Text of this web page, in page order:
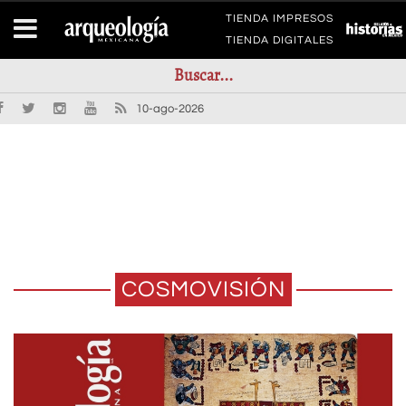
TIENDA IMPRESOS
TIENDA DIGITALES
10-ago-2026
COSMOVISIÓN